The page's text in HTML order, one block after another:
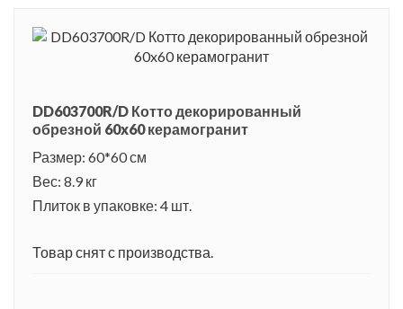
DD603700R/D Котто декорированный
обрезной 60x60 керамогранит
Размер: 60*60 см
Вес: 8.9 кг
Плиток в упаковке: 4 шт.
Товар снят с производства.